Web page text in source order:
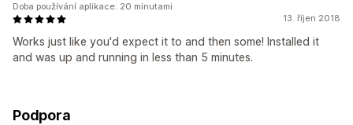
13. říjen 2018
Works just like you'd expect it to and then some! Installed it
and was up and running in less than 5 minutes.
Doba používání aplikace: 20 minutami
Podpora